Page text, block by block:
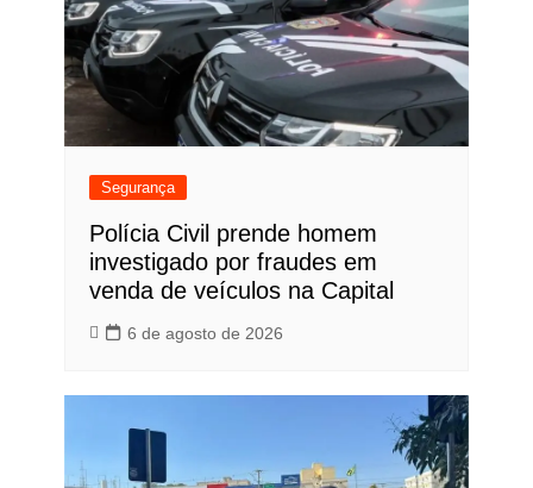
Segurança
Polícia Civil prende homem
investigado por fraudes em
venda de veículos na Capital
6 de agosto de 2026